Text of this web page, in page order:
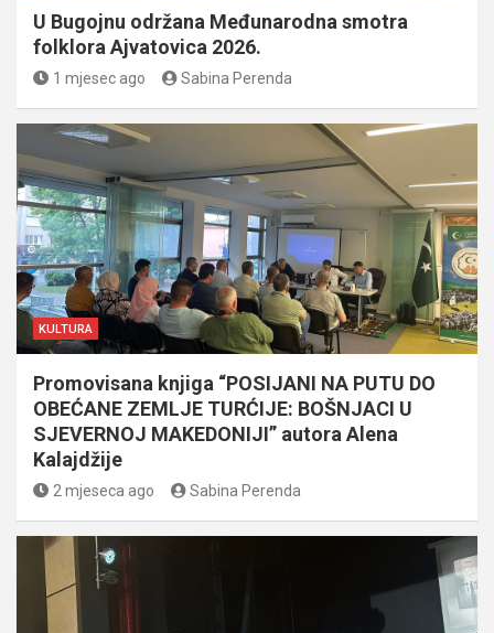
U Bugojnu održana Međunarodna smotra
folklora Ajvatovica 2026.
1 mjesec ago Sabina Perenda
KULTURA
Promovisana knjiga “POSIJANI NA PUTU DO
OBEĆANE ZEMLJE TURĆIJE: BOŠNJACI U
SJEVERNOJ MAKEDONIJI” autora Alena
Kalajdžije
2 mjeseca ago Sabina Perenda